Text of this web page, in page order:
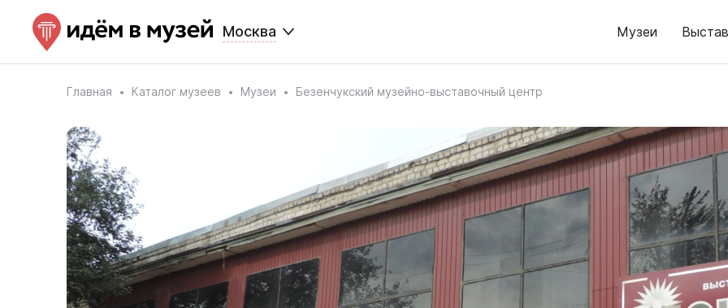
Москва Музеи
Главная Каталог музеев Музеи Безенчукский музейно-выставочный центр